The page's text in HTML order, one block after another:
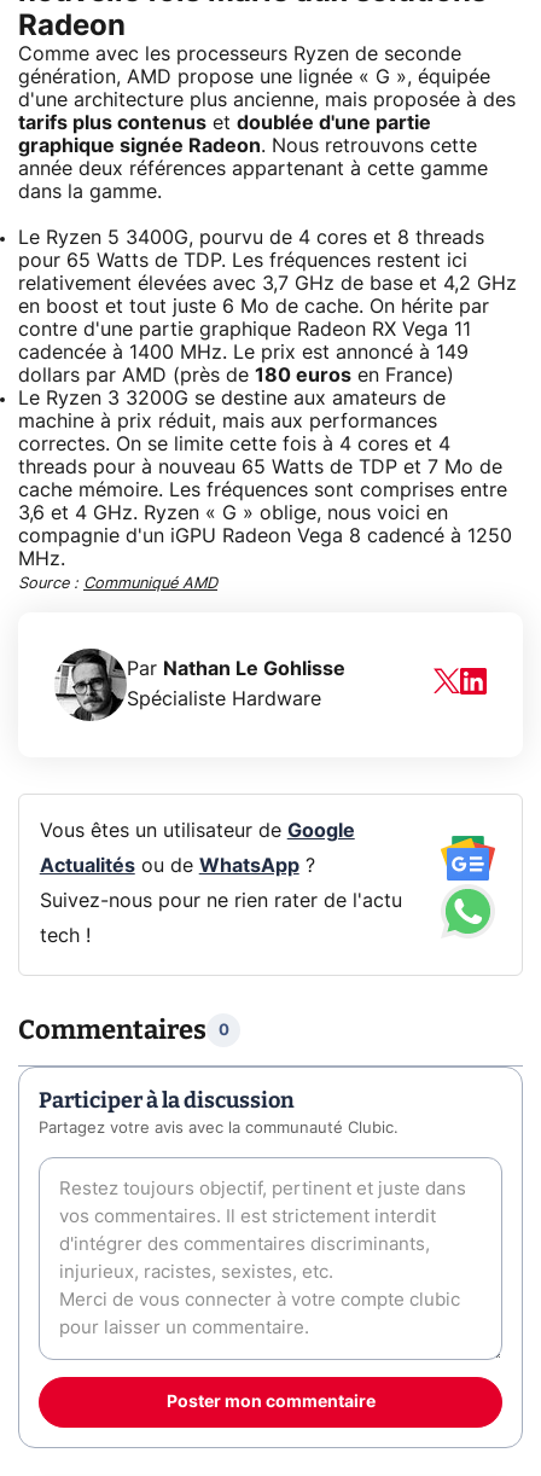
Radeon
Comme avec les processeurs Ryzen de seconde
génération, AMD propose une lignée « G », équipée
d'une architecture plus ancienne, mais proposée à des
tarifs plus contenus et doublée d'une partie
graphique signée Radeon. Nous retrouvons cette
année deux références appartenant à cette gamme
dans la gamme.
Le Ryzen 5 3400G, pourvu de 4 cores et 8 threads
pour 65 Watts de TDP. Les fréquences restent ici
relativement élevées avec 3,7 GHz de base et 4,2 GHz
en boost et tout juste 6 Mo de cache. On hérite par
contre d'une partie graphique Radeon RX Vega 11
cadencée à 1400 MHz. Le prix est annoncé à 149
dollars par AMD (près de 180 euros en France)
Le Ryzen 3 3200G se destine aux amateurs de
machine à prix réduit, mais aux performances
correctes. On se limite cette fois à 4 cores et 4
threads pour à nouveau 65 Watts de TDP et 7 Mo de
cache mémoire. Les fréquences sont comprises entre
3,6 et 4 GHz. Ryzen « G » oblige, nous voici en
compagnie d'un iGPU Radeon Vega 8 cadencé à 1250
MHz.
Source : Communiqué AMD
Par Nathan Le Gohlisse
Spécialiste Hardware
Vous êtes un utilisateur de Google
Actualitésou de WhatsApp?
Suivez-nous pour ne rien rater de l'actu
tech !
Commentaires 0
Participer à la discussion
Partagez votre avis avec la communauté Clubic.
Poster mon commentaire